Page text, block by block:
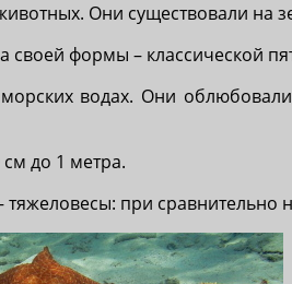
Они существовали на
своей формы – классической
водах. Они
до 1 метра.
при сравнительно